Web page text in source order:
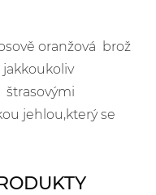
oranžová brož
jakkoukoliv
štrasovými
jehlou,který se